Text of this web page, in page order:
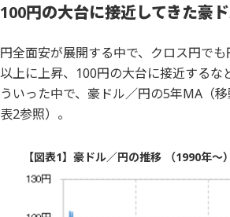
100円の大台に接近してきた豪
円全面安が展開する中で、クロス円で
以上に上昇、100円の大台に接近する
ういった中で、豪ドル／円の5年MA（
表2参照）。
【図表1】豪ドル／円の推移 （1990年～）